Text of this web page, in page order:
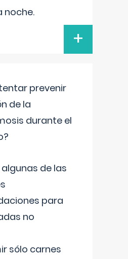
noche.
+
prevenir
de la
durante el
de las
para
no
sólo carnes